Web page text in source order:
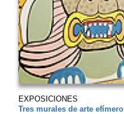
EXPOSICIONES
Tres murales de arte efímero